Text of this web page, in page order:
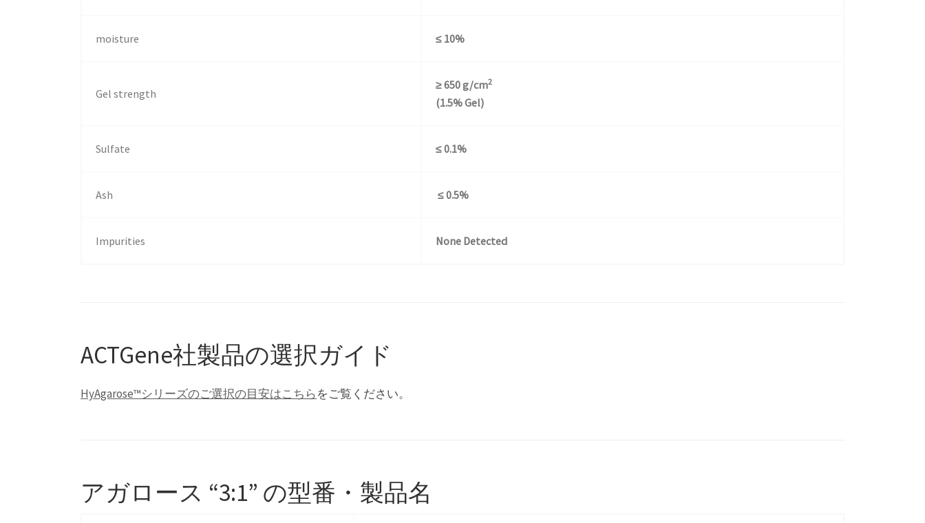
moisture ≤ 10%
Gel strength
≥ 650 g/cm2
(1.5% Gel)
Sulfate ≤ 0.1%
Ash ≤ 0.5%
Impurities None Detected
ACTGene社製品の選択ガイド
HyAgarose™シリーズのご選択の目安はこちらをご覧ください。
アガロース “3:1” の型番・製品名